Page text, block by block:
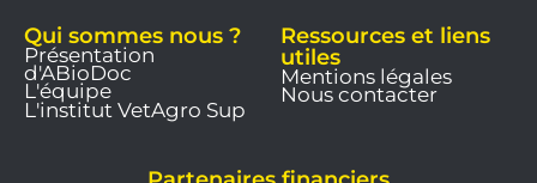
Qui sommes nous ?
Présentation
d'ABioDoc
L'équipe
L'institut VetAgro Sup
Ressources et liens
utiles
Mentions légales
Nous contacter